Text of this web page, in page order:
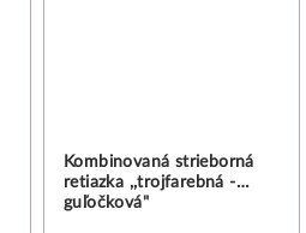
Kombinovaná strieborná
retiazka ,,trojfarebná -
guľočková"